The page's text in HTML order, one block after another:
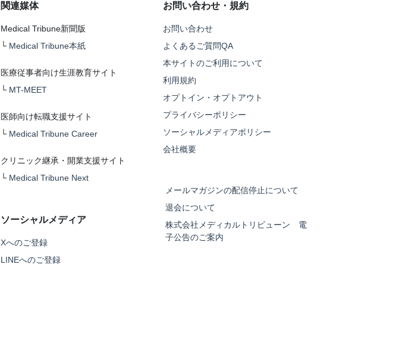
関連媒体
Medical Tribune新聞版
└ Medical Tribune本紙
医療従事者向け生涯教育サイト
└ MT-MEET
医師向け転職支援サイト
└ Medical Tribune Career
クリニック継承・開業支援サイト
└ Medical Tribune Next
ソーシャルメディア
Xへのご登録
LINEへのご登録
お問い合わせ・規約
お問い合わせ
よくあるご質問QA
本サイトのご利用について
利用規約
オプトイン・オプトアウト
プライバシーポリシー
ソーシャルメディアポリシー
会社概要
メールマガジンの配信停止について
退会について
株式会社メディカルトリビューン 電
子公告のご案内